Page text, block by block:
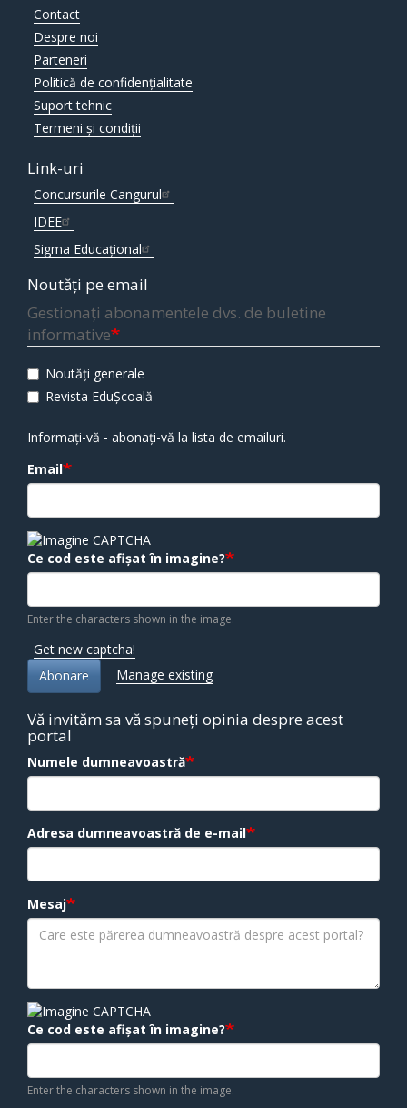
Contact
Despre noi
Parteneri
Politică de confidențialitate
Suport tehnic
Termeni și condiții
Link-uri
Concursurile Cangurul
IDEE
Sigma Educațional
Noutăți pe email
Gestionați abonamentele dvs. de buletine
informative
Noutăți generale
Revista EduȘcoală
Informați-vă - abonați-vă la lista de emailuri.
Email
Ce cod este afișat în imagine?
Enter the characters shown in the image.
Get new captcha!
Abonare
Manage existing
Vă invităm sa vă spuneți opinia despre acest
portal
Numele dumneavoastră
Adresa dumneavoastră de e-mail
Mesaj
Ce cod este afișat în imagine?
Enter the characters shown in the image.